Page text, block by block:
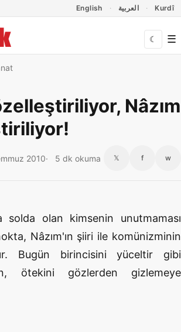
English العربية Kurdî
☾ ☰
Nâzım
2010 5 dk okuma 𝕏 f w
solda olan kimsenin unutmaması
Nâzım'ın şiiri ile komünizminin
Bugün birincisini yüceltir gibi
ötekini gözlerden gizlemeye